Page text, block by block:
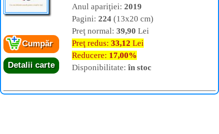
Cumpăr
Detalii carte
Anul apariţiei: 2019
Pagini: 224 (13x20 cm)
Preţ normal: 39,90 Lei
Preţ redus: 33,12 Lei
Reducere: 17,00%
Disponibilitate:în stoc